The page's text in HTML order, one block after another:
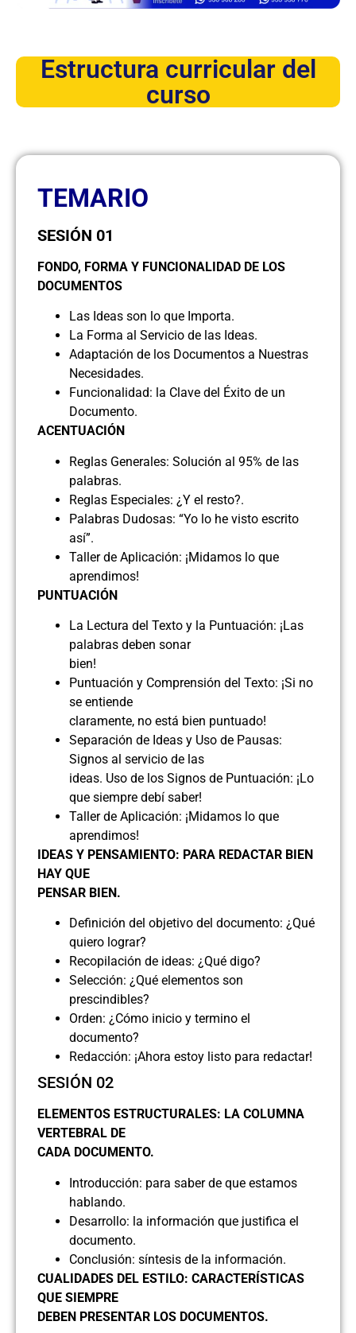
Estructura curricular del
curso
TEMARIO
SESIÓN 01
FONDO, FORMA Y FUNCIONALIDAD DE LOS
DOCUMENTOS
Las Ideas son lo que Importa.
La Forma al Servicio de las Ideas.
Adaptación de los Documentos a Nuestras
Necesidades.
Funcionalidad: la Clave del Éxito de un
Documento.
ACENTUACIÓN
Reglas Generales: Solución al 95% de las
palabras.
Reglas Especiales: ¿Y el resto?.
Palabras Dudosas: “Yo lo he visto escrito
así”.
Taller de Aplicación: ¡Midamos lo que
aprendimos!
PUNTUACIÓN
La Lectura del Texto y la Puntuación: ¡Las
palabras deben sonar
bien!
Puntuación y Comprensión del Texto: ¡Si no
se entiende
claramente, no está bien puntuado!
Separación de Ideas y Uso de Pausas:
Signos al servicio de las
ideas. Uso de los Signos de Puntuación: ¡Lo
que siempre debí saber!
Taller de Aplicación: ¡Midamos lo que
aprendimos!
IDEAS Y PENSAMIENTO: PARA REDACTAR BIEN
HAY QUE
PENSAR BIEN.
Definición del objetivo del documento: ¿Qué
quiero lograr?
Recopilación de ideas: ¿Qué digo?
Selección: ¿Qué elementos son
prescindibles?
Orden: ¿Cómo inicio y termino el
documento?
Redacción: ¡Ahora estoy listo para redactar!
SESIÓN 02
ELEMENTOS ESTRUCTURALES: LA COLUMNA
VERTEBRAL DE
CADA DOCUMENTO.
Introducción: para saber de que estamos
hablando.
Desarrollo: la información que justifica el
documento.
Conclusión: síntesis de la información.
CUALIDADES DEL ESTILO: CARACTERÍSTICAS
QUE SIEMPRE
DEBEN PRESENTAR LOS DOCUMENTOS.